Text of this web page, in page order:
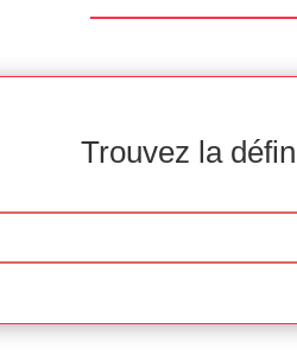
Trouvez la